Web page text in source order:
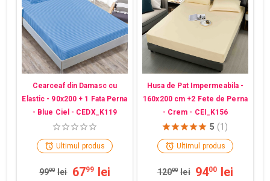
Cearceaf din Damasc cu
Elastic - 90x200 + 1 Fata Perna
- Blue Ciel - CEDX_K119
Ultimul produs
9900 lei 6799 lei
Husa de Pat Impermeabila -
160x200 cm +2 Fete de Perna
- Crem - CEI_K156
5 (1)
Ultimul produs
12000 lei 9400 lei